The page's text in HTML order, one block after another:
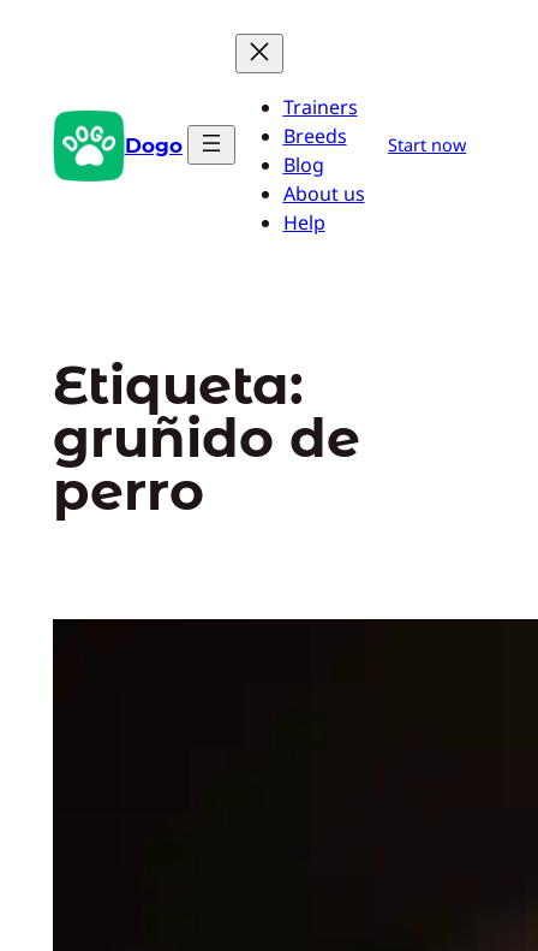
Dogo
Trainers
Breeds
Blog
About us
Help
Start now
Etiqueta:
gruñido de
perro